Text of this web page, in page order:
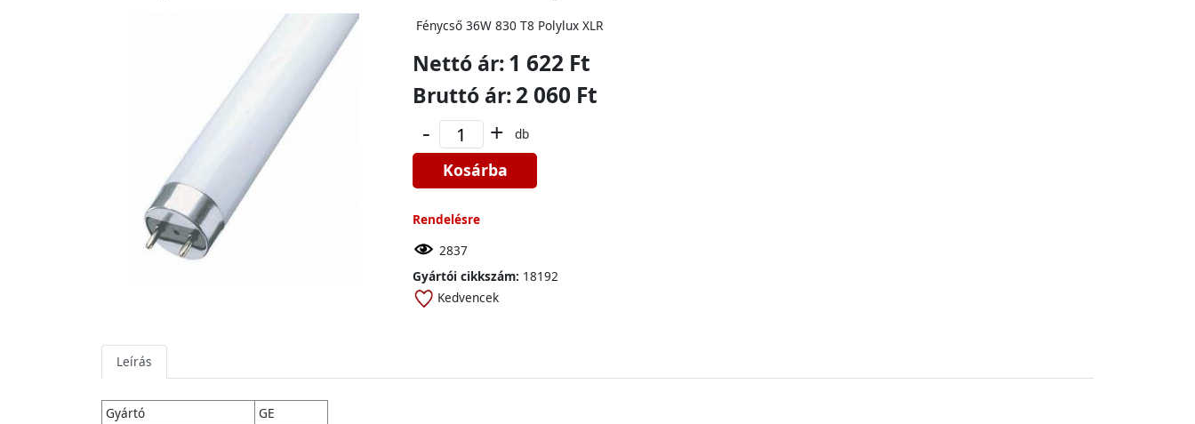
Fénycső 36W 830 T8 Polylux XLR
Nettó ár:1 622 Ft
Bruttó ár:2 060 Ft
- + db
Kosárba
Rendelésre
2837
Gyártói cikkszám: 18192
Kedvencek
Leírás
Gyártó GE